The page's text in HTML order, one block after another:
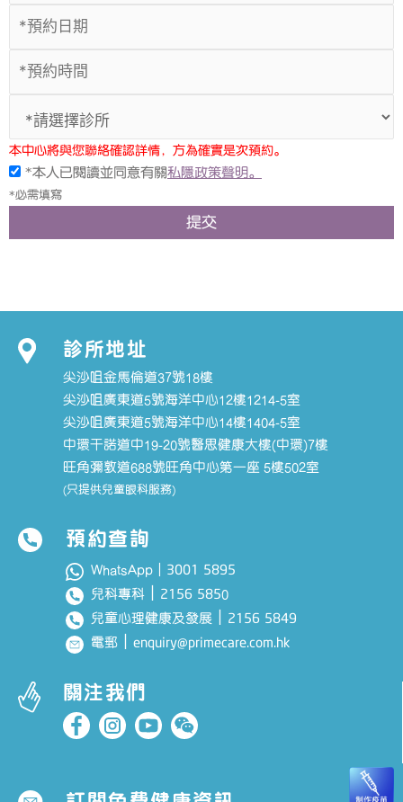
本中心將與您聯絡確認詳情，方為確實是次預約。
*本人已閱讀並同意有關私隱政策聲明。
*必需填寫
提交
診所地址
尖沙咀金馬倫道37號18樓
尖沙咀廣東道5號海洋中心12樓1214-5室
尖沙咀廣東道5號海洋中心14樓1404-5室
中環干諾道中19-20號醫思健康大樓(中環)7樓
旺角彌敦道688號旺角中心第一座 5樓502室
(只提供兒童眼科服務)
預約查詢
WhatsApp｜ 3001 5895
兒科專科 2156 5850
兒童心理健康及發展
2156 5849
電郵 ｜enquiry@primecare.com.hk
關注我們